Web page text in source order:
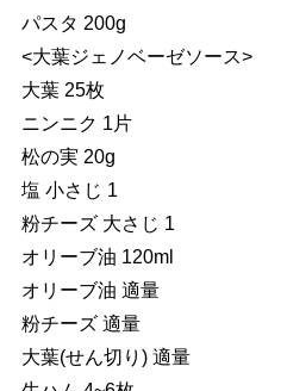
パスタ 200g
<大葉ジェノベーゼソース>
大葉 25枚
ニンニク 1片
松の実 20g
塩 小さじ 1
粉チーズ 大さじ 1
オリーブ油 120ml
オリーブ油 適量
粉チーズ 適量
大葉(せん切り) 適量